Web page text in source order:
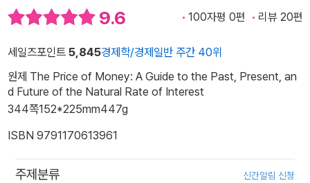
9.6 100자평 0편 리뷰 20편
세일즈포인트 5,845경제학/경제일반 주간 40위
원제 The Price of Money: A Guide to the Past, Present, an
d Future of the Natural Rate of Interest
344쪽152*225mm447g
ISBN 9791170613961
주제분류 신간알림 신청